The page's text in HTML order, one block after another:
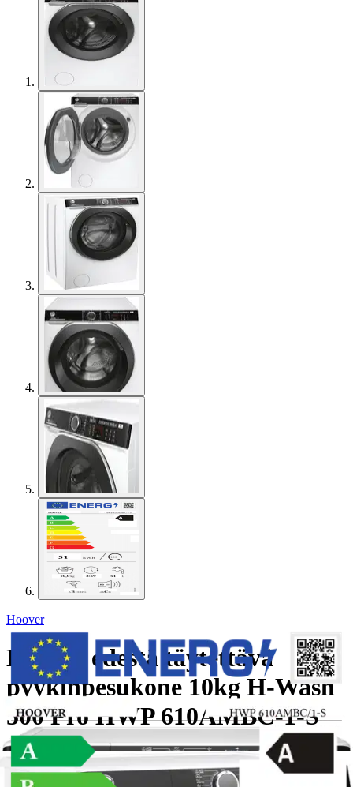
Hoover
Hoover edestä täytettävä
pyykinpesukone 10kg H-Wash
500 Pro HWP 610AMBC-1-S
valkoinen